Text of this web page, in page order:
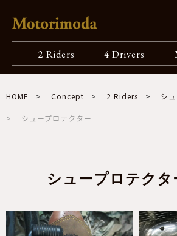
2 Riders 4 Drivers
HOME Concept 2 Riders シ
シュープロテクター
シュープロテクタ